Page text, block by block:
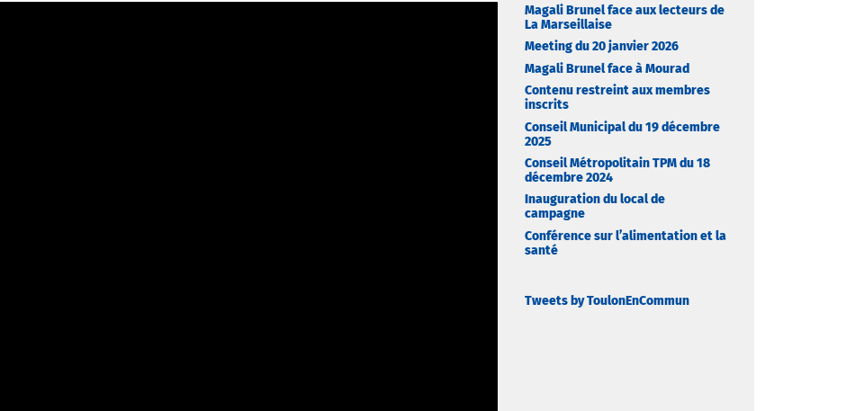
Magali Brunel face aux lecteurs de
La Marseillaise
Meeting du 20 janvier 2026
Magali Brunel face à Mourad
Contenu restreint aux membres
inscrits
Conseil Municipal du 19 décembre
2025
Conseil Métropolitain TPM du 18
décembre 2024
Inauguration du local de
campagne
Conférence sur l’alimentation et la
santé
Tweets by ToulonEnCommun